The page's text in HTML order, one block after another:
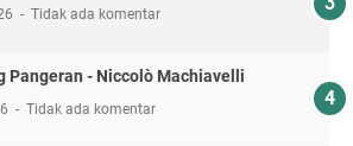
Tidak ada komentar
Pangeran - Niccolò Machiavelli
Tidak ada komentar